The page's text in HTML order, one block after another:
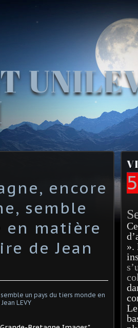
encore
semble
en matière
de Jean
».